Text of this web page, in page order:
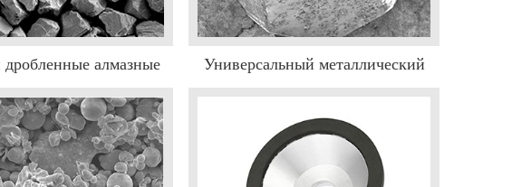
алмазные
на металлических
связках
Универсальный металлический
порошок